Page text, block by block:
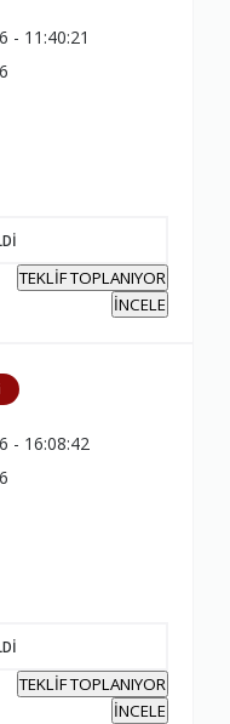
- 11:40:21
TEKLİF TOPLANIYOR
İNCELE
- 16:08:42
TEKLİF TOPLANIYOR
İNCELE